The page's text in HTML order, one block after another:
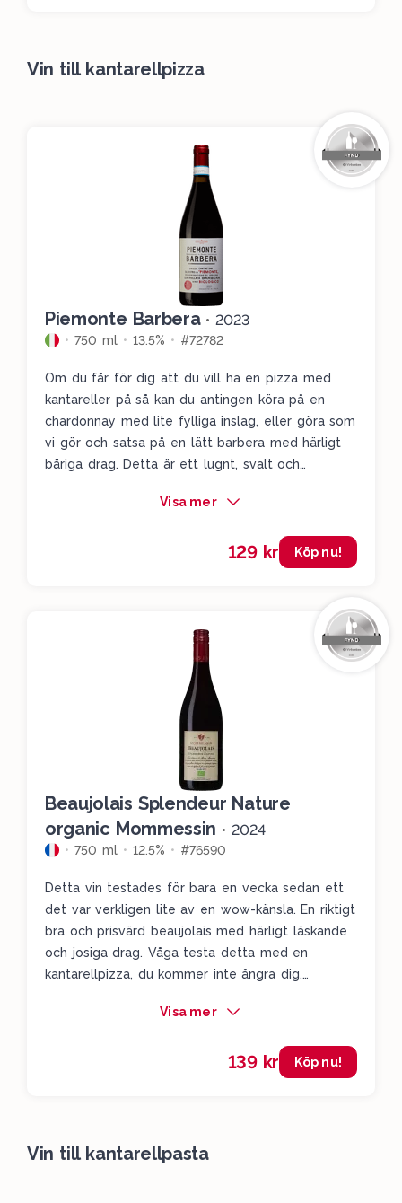
Vin till kantarellpizza
Piemonte Barbera • 2023
750 ml 13.5% #72782
Om du får för dig att du vill ha en pizza med
kantareller på så kan du antingen köra på en
chardonnay med lite fylliga inslag, eller göra som
vi gör och satsa på en lätt barbera med härligt
bäriga drag. Detta är ett lugnt, svalt och
Men här finns också en liten kryddig antydan
kommer detta vara en utmärkt kombo.
Visa mer
129 kr Köp nu!
Beaujolais Splendeur Nature
organic Mommessin • 2024
750 ml 12.5% #76590
Detta vin testades för bara en vecka sedan ett
det var verkligen lite av en wow-känsla. En riktigt
bra och prisvärd beaujolais med härligt läskande
och josiga drag. Våga testa detta med en
kantarellpizza, du kommer inte ångra dig.
framförallt den läskande syran i vinet gör att
Visa mer
139 kr Köp nu!
Vin till kantarellpasta